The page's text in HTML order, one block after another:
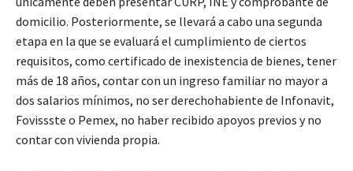
domicilio. Posteriormente, se llevará a cabo una segunda
etapa en la que se evaluará el cumplimiento de ciertos
requisitos, como certificado de inexistencia de bienes, tener
más de 18 años, contar con un ingreso familiar no mayor a
dos salarios mínimos, no ser derechohabiente de Infonavit,
Fovissste o Pemex, no haber recibido apoyos previos y no
contar con vivienda propia.